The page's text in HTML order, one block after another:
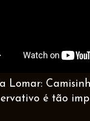
Lomar:
é tão